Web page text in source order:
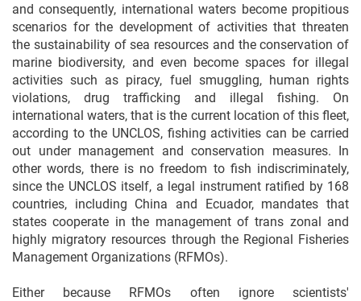
and consequently, international waters become propitious
scenarios for the development of activities that threaten
the sustainability of sea resources and the conservation of
marine biodiversity, and even become spaces for illegal
activities such as piracy, fuel smuggling, human rights
violations, drug trafficking and illegal fishing. On
international waters, that is the current location of this fleet,
according to the UNCLOS, fishing activities can be carried
out under management and conservation measures. In
other words, there is no freedom to fish indiscriminately,
since the UNCLOS itself, a legal instrument ratified by 168
countries, including China and Ecuador, mandates that
states cooperate in the management of trans zonal and
highly migratory resources through the Regional Fisheries
Management Organizations (RFMOs).
Either because RFMOs often ignore scientists'